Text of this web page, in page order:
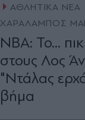
ΑΘΛΗΤΙΚΑ ΝΕΑ
ΧΑΡΑΛΑΜΠΟΣ
ΝΒΑ: Το...
στους Λος
"Ντάλας
βήμα